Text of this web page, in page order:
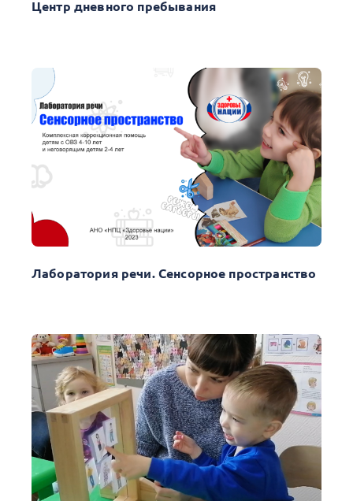
Центр дневного пребывания
Лаборатория речи. Сенсорное пространство